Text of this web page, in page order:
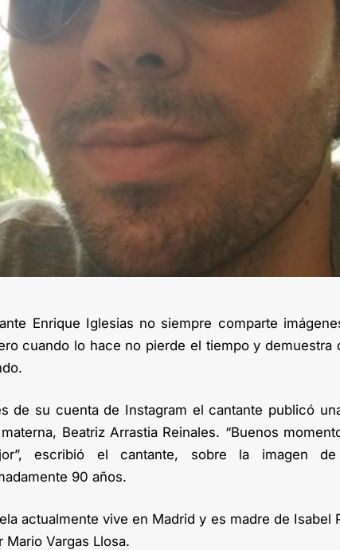
Enrique Iglesias no siempre comparte
cuando lo hace no pierde el tiempo y demuestra
de su cuenta de Instagram el cantante publicó
Beatriz Arrastia Reinales. “Buenos
escribió el cantante, sobre la imagen
90 años.
actualmente vive en Madrid y es madre de Isabel
Mario Vargas Llosa.